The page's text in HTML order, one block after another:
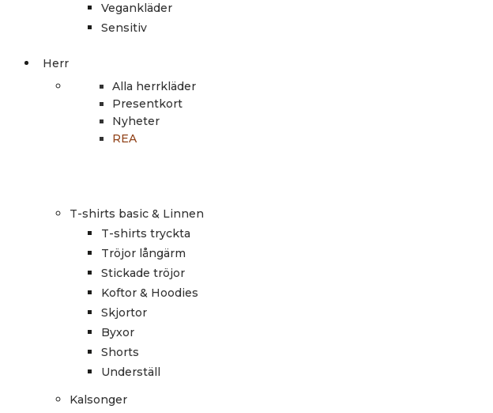
Vegankläder
Sensitiv
Herr
Alla herrkläder
Presentkort
Nyheter
REA
T-shirts basic & Linnen
T-shirts tryckta
Tröjor långärm
Stickade tröjor
Koftor & Hoodies
Skjortor
Byxor
Shorts
Underställ
Kalsonger